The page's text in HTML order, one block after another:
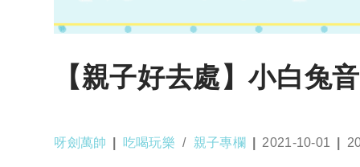
【親子好去處】小白兔
Post
呀劍萬帥
Post
吃喝玩樂 / 親子專欄
Post
2021-10-01